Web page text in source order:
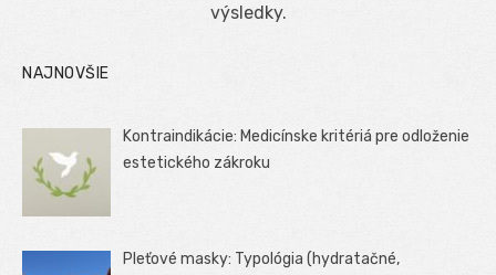
výsledky.
NAJNOVŠIE
Kontraindikácie: Medicínske kritériá pre odloženie
estetického zákroku
Pleťové masky: Typológia (hydratačné,